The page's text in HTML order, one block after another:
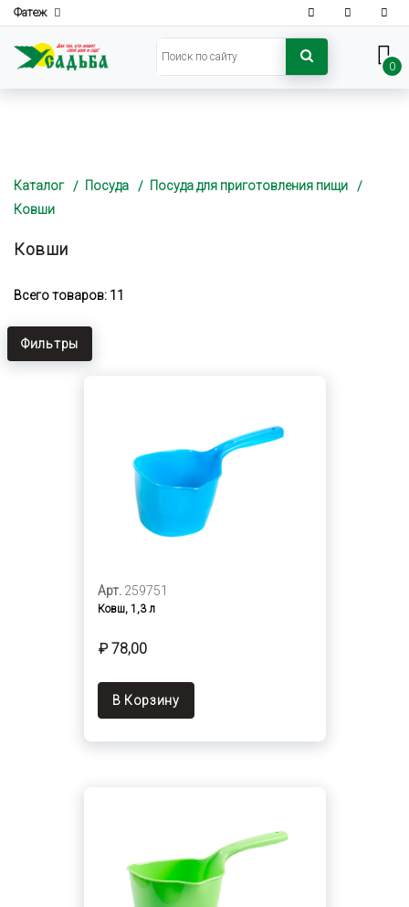
Фатеж
0
Каталог Посуда
Посуда для приготовления пищи
Ковши
Ковши
Всего товаров: 11
Фильтры
Арт. 259751
Ковш, 1,3 л
₽ 78,00
В Корзину